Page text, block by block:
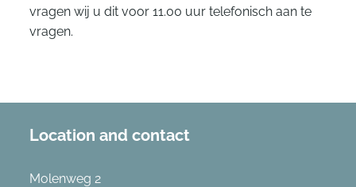
vragen wij u dit voor 11.00 uur telefonisch aan te
vragen.
Location and contact
Molenweg 2